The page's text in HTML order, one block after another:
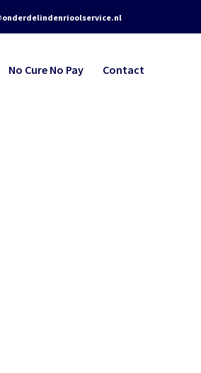
No Cure No Pay Contact